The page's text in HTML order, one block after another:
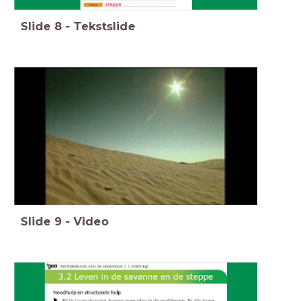
Slide 8 - Tekstslide
Slide 9 - Video